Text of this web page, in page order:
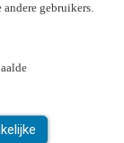
gebruikers.
jou